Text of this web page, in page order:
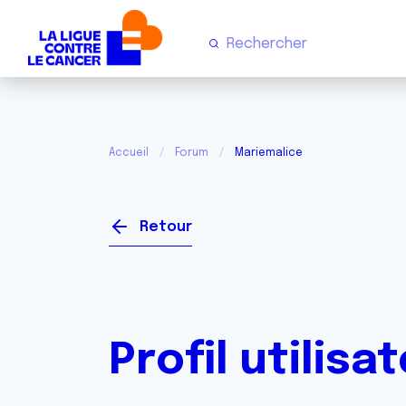
Accueil Forum Mariemalice
Retour
Profil